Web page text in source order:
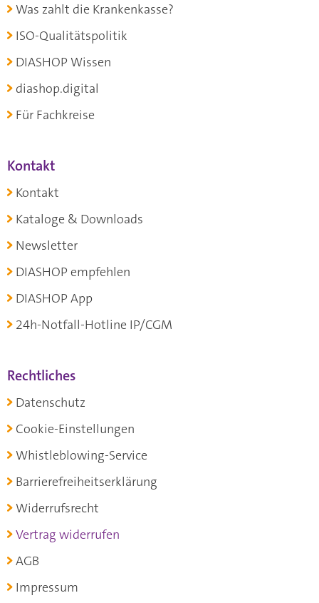
Was zahlt die Krankenkasse?
ISO-Qualitätspolitik
DIASHOP Wissen
diashop.digital
Für Fachkreise
Kontakt
Kontakt
Kataloge & Downloads
Newsletter
DIASHOP empfehlen
DIASHOP App
24h-Notfall-Hotline IP/CGM
Rechtliches
Datenschutz
Cookie-Einstellungen
Whistleblowing-Service
Barrierefreiheitserklärung
Widerrufsrecht
Vertrag widerrufen
AGB
Impressum